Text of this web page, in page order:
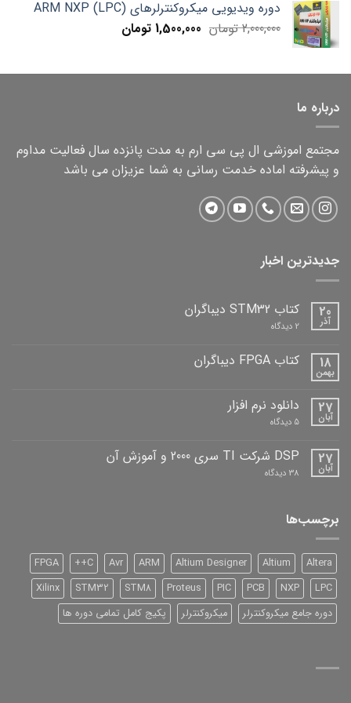
1,000,000 تومان.
750,000 تومان. دوره ویدیویی میکروکنترلرهای ARM NXP (LPC)
2,000,000 تومان Original
2,000,000 تومان.
1,500,000 تومانCurrent
1,500,000 تومان.
درباره ما
مجتمع اموزشی ال پی سی ارم به مدت پانزده سال فعالیت مداوم
و پیشرفته اماده خدمت رسانی به شما عزیزان می باشد
جدیدترین اخبار
20
آذر
کتاب STM32 دیباگران
2 دیدگاه برای
دیباگران 18
بهمن
کتاب FPGA دیباگران
کتاب
FPGA
دیباگران
ثبت
نشده 27
آبان
دانلود نرم افزار
5 دیدگاه برای
افزار 27
آبان
DSP شرکت TI سری 2000 و آموزش آن
38 دیدگاه برای
آن
برچسب‌ها
Altera
Altium
Altium Designer
ARM
Avr
C++
FPGA
LPC
NXP
PCB
PIC
Proteus
STM8
STM32
Xilinx
دوره جامع میکروکنترلر
میکروکنترلر پکیج کامل تمامی دوره ها